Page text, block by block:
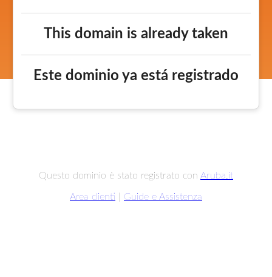
This domain is already taken
Este dominio ya está registrado
Questo dominio è stato registrato con Aruba.it
Area clienti Guide e Assistenza